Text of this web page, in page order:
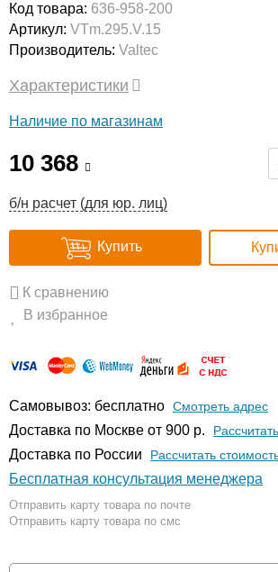
Код товара: 636-958-200
Артикул: VTm.295.V.15
Производитель: Valtec
Характеристики
Наличие по магазинам
10 368
б/н расчет (для юр. лиц)
Купить
К сравнению
В избранное
Самовывоз: бесплатно Смотреть адрес
Доставка по Москве от 900 р. Расcчитать
Доставка по России Рассчитать
Бесплатная консультация менеджера
Отправить карту товара по почте
Отправить карту товара по смс